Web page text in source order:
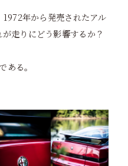
年から発売されたアル
が走りにどう影響するか？
ある。